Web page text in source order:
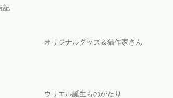
記
オリジナルグッズ＆猫作家さん
ウリエル誕生ものがたり